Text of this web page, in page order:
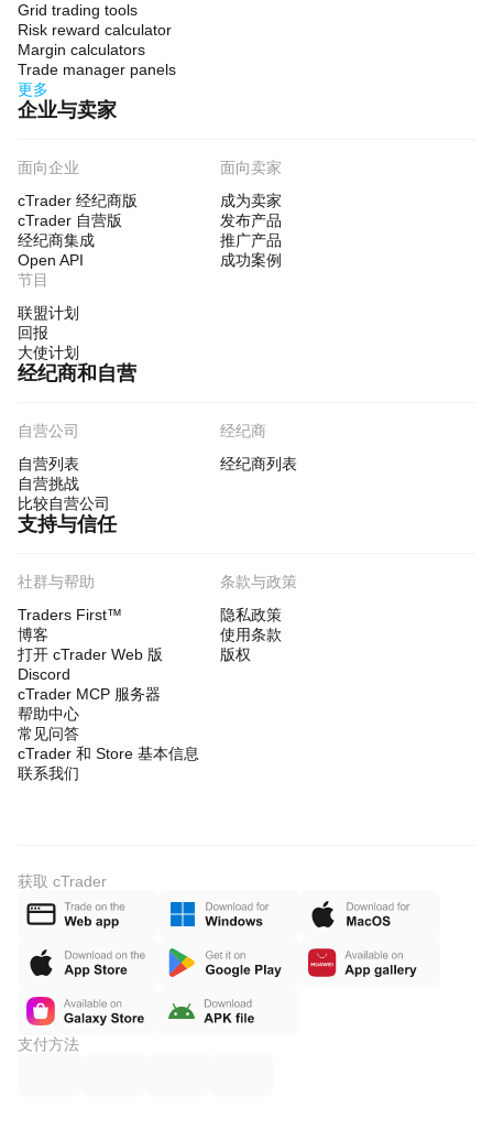
Grid trading tools
Risk reward calculator
Margin calculators
Trade manager panels
更多
企业与卖家
面向企业
cTrader 经纪商版
cTrader 自营版
经纪商集成
Open API
面向卖家
成为卖家
发布产品
推广产品
成功案例
节目
联盟计划
回报
大使计划
经纪商和自营
自营公司
自营列表
自营挑战
比较自营公司
经纪商
经纪商列表
支持与信任
社群与帮助
Traders First™
博客
打开 cTrader Web 版
Discord
cTrader MCP 服务器
帮助中心
常见问答
cTrader 和 Store 基本信息
联系我们
条款与政策
隐私政策
使用条款
版权
获取 cTrader
支付方法